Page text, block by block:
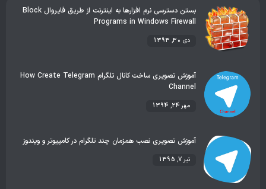
بستن دسترسی نرم افزارها به اینترنت از طریق فایروال Block
Programs in Windows Firewall
دی 30, 1393
آموزش تصویری ساخت کانال تلگرام How Create Telegram
Channel
مهر 24, 1394
آموزش تصویری نصب همزمان چند تلگرام در کامپیوتر و ویندوز
تیر 7, 1395